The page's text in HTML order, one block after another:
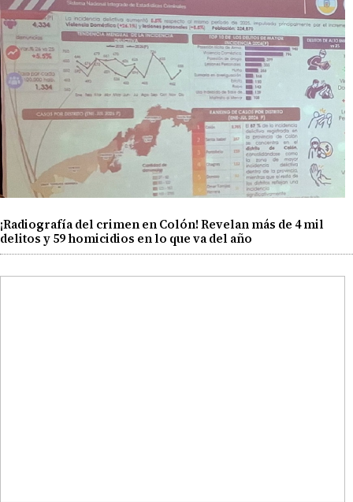
¡Radiografía del crimen en Colón! Revelan más de 4 mil
delitos y 59 homicidios en lo que va del año